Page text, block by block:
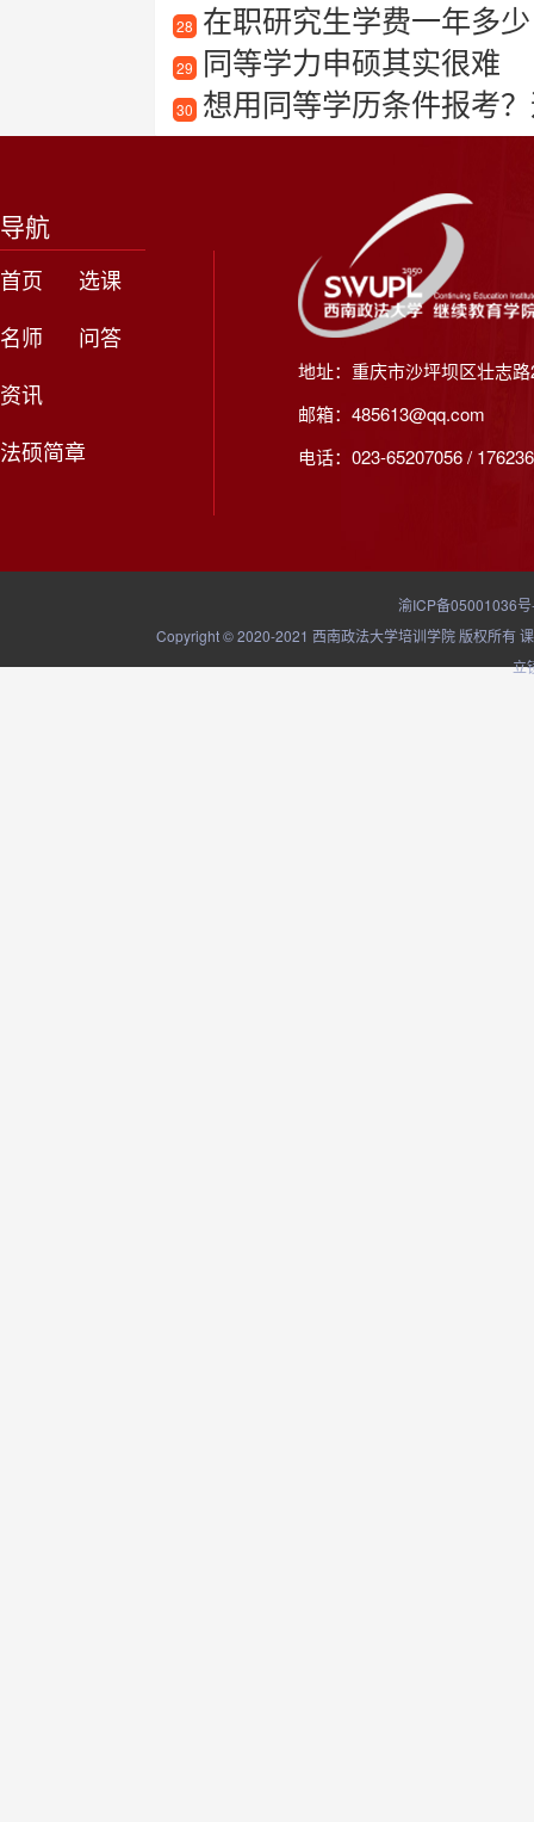
28 在职研究生学费一年多少
29 同等学力申硕其实很难
30 想用同等学历条件报考？
导航
首页
选课
名师
问答
资讯
法硕简章
地址：重庆市沙坪坝区壮志
邮箱：485613@qq.com
电话：023-65207056 /
渝ICP备05001036
Copyright © 2020-2021 西南政法大学培训学院 版权所有
立